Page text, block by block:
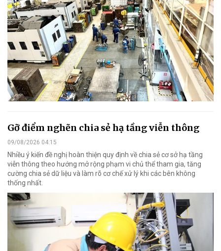
Gỡ điểm nghẽn chia sẻ hạ tầng viễn thông
09/08/2026 04:15
Nhiều ý kiến đề nghị hoàn thiện quy định về chia sẻ cơ sở hạ tầng
viễn thông theo hướng mở rộng phạm vi chủ thể tham gia, tăng
cường chia sẻ dữ liệu và làm rõ cơ chế xử lý khi các bên không
thống nhất.